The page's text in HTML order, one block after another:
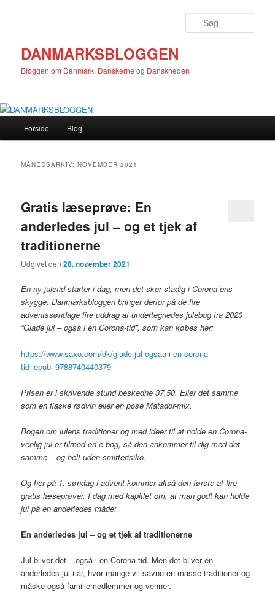
DANMARKSBLOGGEN
Bloggen om Danmark, Danskerne og Danskheden
Forside Blog
MÅNEDSARKIV:NOVEMBER 2021
Gratis læseprøve: En
anderledes jul – og et tjek af
traditionerne
Udgivet den28. november 2021
En ny juletid starter i dag, men det sker stadig i Corona´ens
skygge. Danmarksbloggen bringer derfor på de fire
adventssøndage fire uddrag af undertegnedes julebog fra 2020
“Glade jul – også i en Corona-tid”, som kan købes her:
https://www.saxo.com/dk/glade-jul-ogsaa-i-en-corona-
tid_epub_9788740440379
Prisen er i skrivende stund beskedne 37,50. Eller det samme
som en flaske rødvin eller en pose Matador-mix.
Bogen om julens traditioner og med ideer til at holde en Corona-
venlig jul er tilmed en e-bog, så den ankommer til dig med det
samme – og helt uden smitterisiko.
Og her på 1. søndag i advent kommer altså den første af fire
gratis læseprøver. I dag med kapitlet om, at man godt kan holde
jul på en anderledes måde:
En anderledes jul – og et tjek af traditionerne
Jul bliver det – også i en Corona-tid. Men det bliver en
anderledes jul i år, hvor mange vil savne en masse traditioner og
måske også familiemedlemmer og venner.